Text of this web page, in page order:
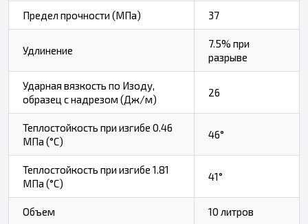
Предел прочности (МПа) 37
Удлинение
7.5% при
разрыве
Ударная вязкость по Изоду,
образец с надрезом (Дж/м)
26
Теплостойкость при изгибе 0.46
МПа (°C)
46°
Теплостойкость при изгибе 1.81
МПа (°C)
41°
Объем 10 литров